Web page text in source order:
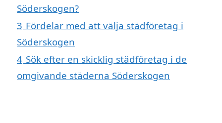
Söderskogen?
3 Fördelar med att välja städföretag i
Söderskogen
4 Sök efter en skicklig städföretag i de
omgivande städerna Söderskogen